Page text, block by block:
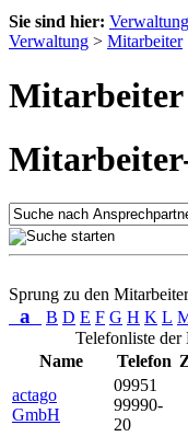
Sie sind hier:
Verwaltung > Mitarbeiter
Mitarbeiter
Sprung zu den
a B D E F G H K L
Telefonliste
Name
Telefon
actago
GmbH
09951
99990-
20